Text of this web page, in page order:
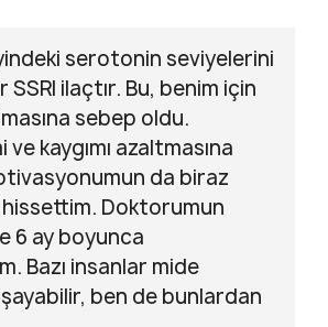
serotonin seviyelerini
ilaçtır. Bu, benim için
sebep oldu.
kaygımı azaltmasına
da biraz
Doktorumun
6 ay boyunca
Bazı insanlar mide
ben de bunlardan